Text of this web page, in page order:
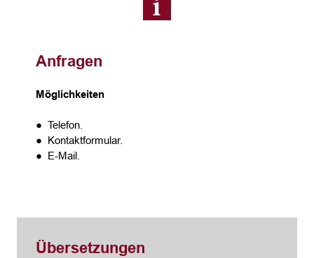
Anfragen
Möglichkeiten
● Telefon.
● Kontaktformular.
● E-Mail.
Übersetzungen